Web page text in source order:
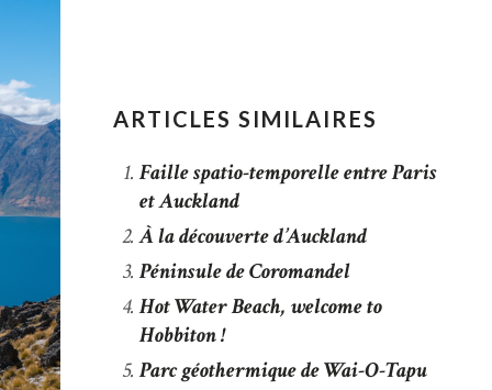
ARTICLES SIMILAIRES
Faille spatio-temporelle entre Paris
et Auckland
À la découverte d’Auckland
Péninsule de Coromandel
Hot Water Beach, welcome to
Hobbiton !
Parc géothermique de Wai-O-Tapu